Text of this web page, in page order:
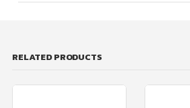
RELATED PRODUCTS